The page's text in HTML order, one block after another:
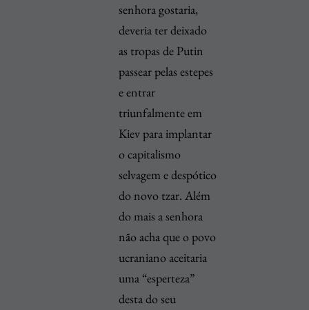
senhora gostaria,
deveria ter deixado
as tropas de Putin
passear pelas estepes
e entrar
triunfalmente em
Kiev para implantar
o capitalismo
selvagem e despótico
do novo tzar. Além
do mais a senhora
não acha que o povo
ucraniano aceitaria
uma “esperteza”
desta do seu